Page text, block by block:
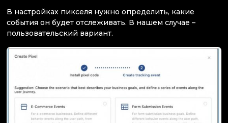
В настройках пикселя нужно определить, какие
события он будет отслеживать. В нашем случае –
пользовательский вариант.